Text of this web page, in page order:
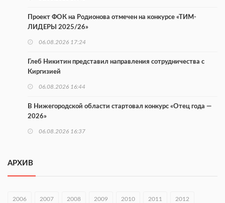
Проект ФОК на Родионова отмечен на конкурсе «ТИМ-
ЛИДЕРЫ 2025/26»
06.08.2026 17:24
Глеб Никитин представил направления сотрудничества с
Киргизией
06.08.2026 16:44
В Нижегородской области стартовал конкурс «Отец года —
2026»
06.08.2026 16:37
раза
АРХИВ
2006 2007 2008 2009 2010 2011 2012